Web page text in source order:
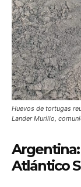
Huevos de tortugas
Lander Murillo,
Atlántico